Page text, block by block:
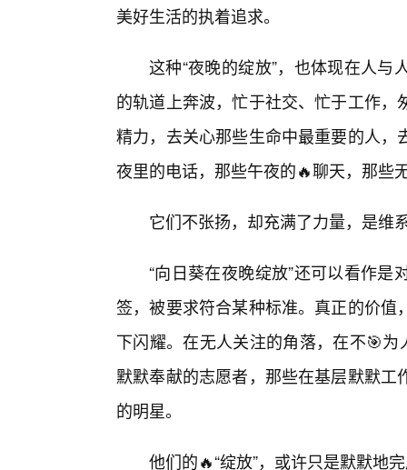
美好生活的执着追求。
这种“夜晚的绽放”，也体现在人
的轨道上奔波，忙于社交、忙于工作
精力，去关心那些生命中最重要的人
夜里的电话，那些午夜的🔥聊天，那些
它们不张扬，却充满了力量，是维
“向日葵在夜晚绽放”还可以看作
签，被要求符合某种标准。真正的价
下闪耀。在无人关注的角落，在不🎯
默默奉献的志愿者，那些在基层默默
的明星。
他们的🔥“绽放”，或许只是默默地